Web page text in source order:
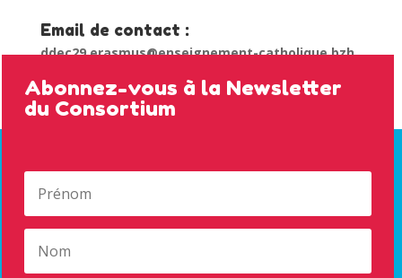
Email de contact :
ddec29.erasmus@enseignement-catholique.bzh
Abonnez-vous à la Newsletter
du Consortium